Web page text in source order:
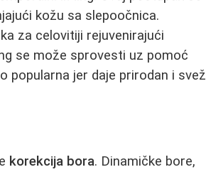
kožu sa slepoočnica.
za celovitiji rejuvenirajući
se može sprovesti uz pomoć
popularna jer daje prirodan i svež
korekcija bora. Dinamičke bore,